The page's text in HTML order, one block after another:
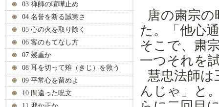
03 禅師の喧嘩止め
04 名誉を断る誠実さ
05 心の火を取り除く
06 客のもてなし方
07 幾重か
08 耳を切って雉（きじ）を救う
09 平常心を留めよ
10 間違った呪文
唐の粛宗の
た。「 他心
そこで、 粛
一つそれを
慧忠法師は
んじゃ」
と